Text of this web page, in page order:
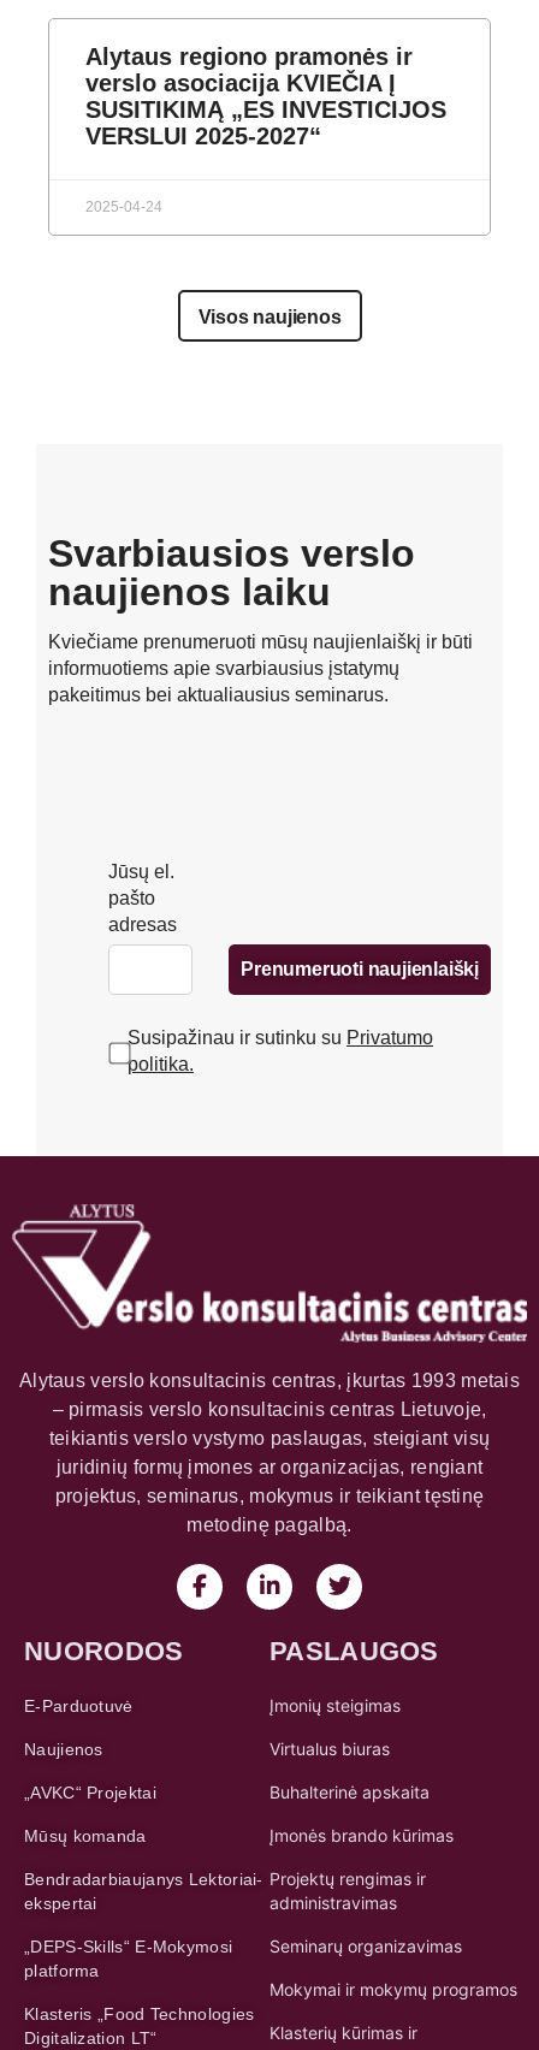
Alytaus regiono pramonės ir
verslo asociacija KVIEČIA Į
SUSITIKIMĄ „ES INVESTICIJOS
VERSLUI 2025-2027“
2025-04-24
Visos naujienos
Svarbiausios verslo
naujienos laiku
Kviečiame prenumeruoti mūsų naujienlaiškį ir būti
informuotiems apie svarbiausius įstatymų
pakeitimus bei aktualiausius seminarus.
Jūsų el.
pašto
adresas
Prenumeruoti naujienlaiškį
Susipažinau ir sutinku su Privatumo
politika.
Alytaus verslo konsultacinis centras, įkurtas 1993 metais
– pirmasis verslo konsultacinis centras Lietuvoje,
teikiantis verslo vystymo paslaugas, steigiant visų
juridinių formų įmones ar organizacijas, rengiant
projektus, seminarus, mokymus ir teikiant tęstinę
metodinę pagalbą.
NUORODOS
E-Parduotuvė
Naujienos
„AVKC“ Projektai
Mūsų komanda
Bendradarbiaujanys Lektoriai-
ekspertai
„DEPS-Skills“ E-Mokymosi
platforma
Klasteris „Food Technologies
Digitalization LT“
PASLAUGOS
Įmonių steigimas
Virtualus biuras
Buhalterinė apskaita
Įmonės brando kūrimas
Projektų rengimas ir
administravimas
Seminarų organizavimas
Mokymai ir mokymų programos
Klasterių kūrimas ir